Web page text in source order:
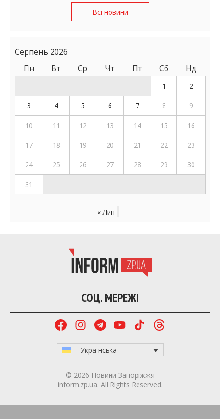
Всі новини
Серпень 2026
Пн
Вт Ср Чт Пт Сб Нд
1 2
3 4 5 6 7 8 9
10 11 12 13 14 15 16
17 18 19 20 21 22 23
24 25 26 27 28 29 30
31
« Лип
СОЦ. МЕРЕЖІ
Українська
© 2026 Новини Запоріжжя
inform.zp.ua. All Rights Reserved.